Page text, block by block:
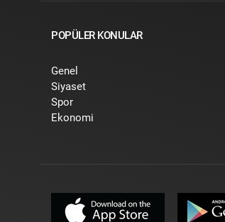
POPÜLER KONULAR
Genel
Siyaset
Spor
Ekonomi